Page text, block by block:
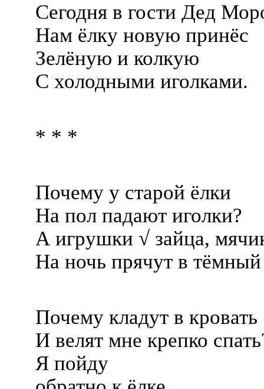
Сегодня в гости Дед
Нам ёлку новую принёс
Зелёную и колкую
С холодными иголками.
* * *
Почему у старой ёлки
На пол падают иголки?
А игрушки √ зайца,
На ночь прячут в
Почему кладут в кровать
И велят мне крепко
Я пойду